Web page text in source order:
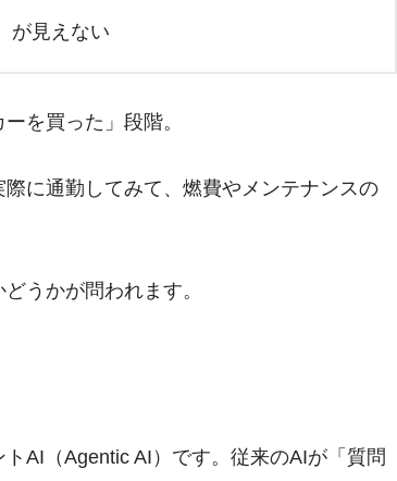
が見えない
を買った」段階。
に通勤してみて、燃費やメンテナンスの
うかが問われます。
AI（Agentic AI）です。従来のAIが「質問